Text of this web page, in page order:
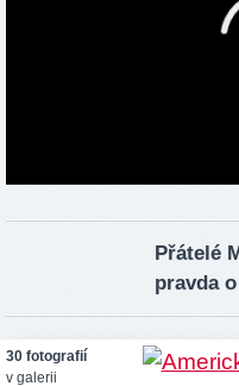
Přátelé
pravda
30 fotografií
v galerii